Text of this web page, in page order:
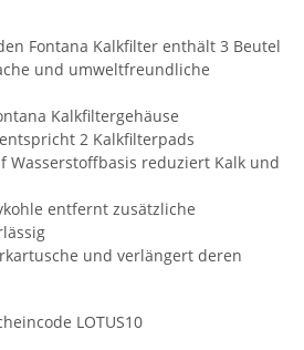
Fontana Kalkfilter enthält 3 Beutel
und umweltfreundliche
Kalkfiltergehäuse
2 Kalkfilterpads
Wasserstoffbasis reduziert Kalk und
entfernt zusätzliche
und verlängert deren